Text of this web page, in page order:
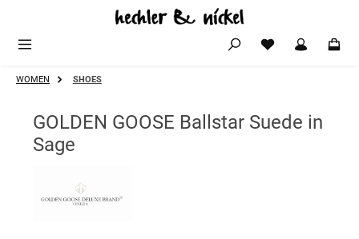
Zum Hauptinhalt springen
WOMEN SHOES
GOLDEN GOOSE Ballstar Suede in
Sage